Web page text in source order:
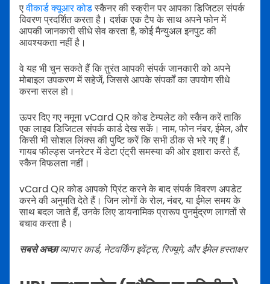
एवीकार्ड क्यूआर कोडस्कैनर की स्क्रीन पर आपका डिजिटल संपर्क
विवरण प्रदर्शित करता है। दर्शक एक टैप के साथ अपने फोन में
आपकी जानकारी सीधे सेव करता है, कोई मैन्युअल इनपुट की
आवश्यकता नहीं है।
वे यह भी चुन सकते हैं कि तुरंत आपकी संपर्क जानकारी को अपने
मोबाइल उपकरण में सहेजें, जिससे आपके संपर्कों का उपयोग सीधे
करना सरल हो।
ऊपर दिए गए नमूना vCard QR कोड टेम्पलेट को स्कैन करें ताकि
एक लाइव डिजिटल संपर्क कार्ड देख सकें। नाम, फोन नंबर, ईमेल, और
किसी भी सोशल लिंक्स की पुष्टि करें कि सभी ठीक से भरे गए हैं।
गायब फील्ड्स जनरेटर में डेटा एंट्री समस्या की ओर इशारा करते हैं,
स्कैन विफलता नहीं।
vCard QR कोड आपको प्रिंट करने के बाद संपर्क विवरण अपडेट
करने की अनुमति देते हैं। जिन लोगों के रोल, नंबर, या ईमेल समय के
साथ बदल जाते हैं, उनके लिए डायनामिक प्रारूप पुनर्मुद्रण लागतों से
बचाव करता है।
सबसे अच्छाव्यापार कार्ड, नेटवर्किंग इवेंट्स, रिज्यूमे, और ईमेल हस्ताक्षर